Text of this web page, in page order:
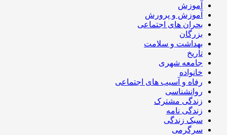
آموزش
آموزش و پرورش
بحران های اجتماعی
بزرگان
بهداشت و سلامت
تاریخ
جامعه شهری
خانواده
رفاه و آسیب های اجتماعی
روانشناسی
زندگی مشترک
زندگی نامه
سبک زندگی
سرگرمی